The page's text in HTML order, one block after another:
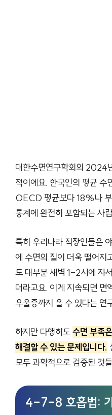
대한수면연구학회의 2024
적이에요. 한국인의 평균
OECD 평균보다 18%나 부
통계에 완전히 포함되는 사
특히 우리나라 직장인들은
에 수면의 질이 더욱 떨어지
도 대부분 새벽 1-2시에 자
더라고요. 이게 지속되면 면
우울증까지 올 수 있다는 연
하지만 다행히도수면 부족
해결할 수 있는 문제입니다.
모두 과학적으로 검증된 것
4-7-8 호흡법: